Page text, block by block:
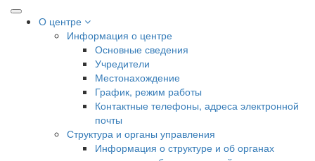
О центре
Информация о центре
Основные сведения
Учредители
Местонахождение
График, режим работы
Контактные телефоны, адреса электронной
почты
Структура и органы управления
Информация о структуре и об органах